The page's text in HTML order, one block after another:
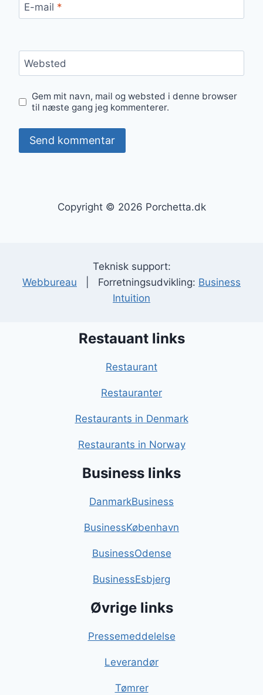
E-mail *
Websted
Gem mit navn, mail og websted i denne browser
til næste gang jeg kommenterer.
Copyright © 2026 Porchetta.dk
Teknisk support:
Webbureau | Forretningsudvikling: Business
Intuition
Restauant links
Restaurant
Restauranter
Restaurants in Denmark
Restaurants in Norway
Business links
DanmarkBusiness
BusinessKøbenhavn
BusinessOdense
BusinessEsbjerg
Øvrige links
Pressemeddelelse
Leverandør
Tømrer